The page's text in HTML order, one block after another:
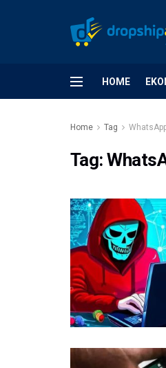
HOME
Home Tag
Tag: